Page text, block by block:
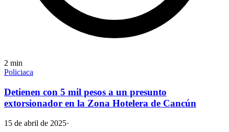
2 min
Policiaca
Detienen con 5 mil pesos a un presunto
extorsionador en la Zona Hotelera de Cancún
15 de abril de 2025·